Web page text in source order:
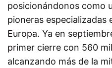
posicionándonos como
pioneras
Europa. Ya en
primer cierre con 560
alcanzando más de la